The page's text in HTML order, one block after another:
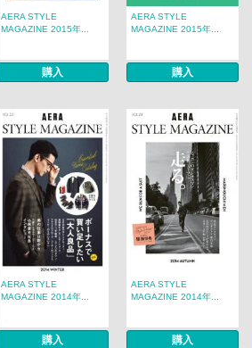
AERA STYLE
MAGAZINE 2015年...
購入
AERA STYLE
MAGAZINE 2015年...
購入
AERA STYLE
MAGAZINE 2014年...
購入
AERA STYLE
MAGAZINE 2014年...
購入